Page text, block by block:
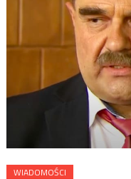
WIADOMOŚCI